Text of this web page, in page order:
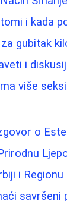
i kada
gubitak
i
više
o
i Regionu
savršeni